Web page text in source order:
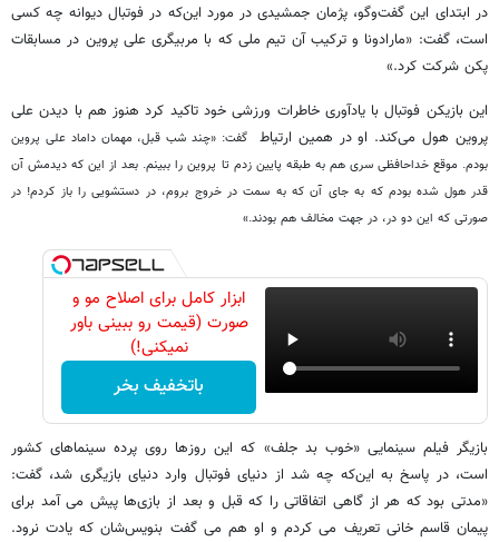
در ابتدای این گفت‌و‌گو، پژمان جمشیدی در مورد این‌که در فوتبال دیوانه چه کسی
است، گفت: «مارادونا و ترکیب آن تیم ملی که با مربیگری علی پروین در مسابقات
پکن شرکت کرد.»
این بازیکن فوتبال با یادآوری خاطرات ورزشی خود تاکید کرد هنوز هم با دیدن علی
پروین هول می‌کند. او در همین ارتیاط
گفت: «چند شب قبل، مهمان داماد علی پروین
بودم. موقع خداحافظی سری هم به طبقه پایین زدم تا پروین را ببینم. بعد از این که دیدمش آن
قدر هول شده بودم که به جای آن که به سمت در خروج بروم، در دستشویی را باز کردم! در
صورتی که این دو در، در جهت مخالف هم بودند.»
ابزار کامل برای اصلاح مو و
صورت (قیمت رو ببینی باور
نمیکنی!)
باتخفیف بخر
بازیگر فیلم سینمایی «خوب بد جلف» که این روزها روی پرده سینماهای کشور
است، در پاسخ به این‌که چه شد از دنیای فوتبال وارد دنیای بازیگری شد، گفت:
«مدتی بود که هر از گاهی اتفاقاتی را که قبل و بعد از بازی‌ها پیش می آمد برای
پیمان قاسم خانی تعریف می کردم و او هم می گفت بنویس‌شان که یادت نرود.